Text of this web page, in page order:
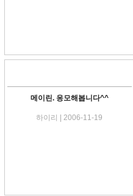
메이린. 응모해봅니다^^
하이리 | 2006-11-19